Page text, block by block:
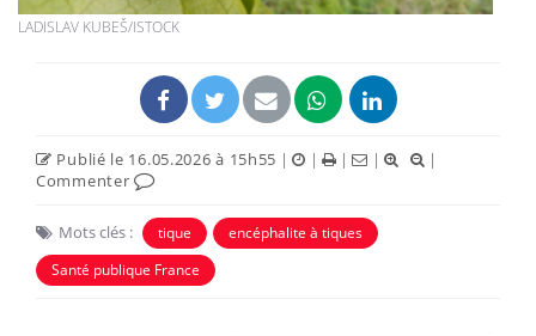
LADISLAV KUBEŠ/ISTOCK
Publié le 16.05.2026 à 15h55 | | | |
|
Commenter
Mots clés : tique
encéphalite à tiques
Santé publique France